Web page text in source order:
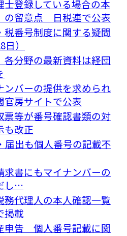
士登録している場合の本
の留意点 日税連で公表
番号制度に関する疑問
）
分野の最新資料は経団
ンバーの提供を求められ
房サイトで公表
票等が番号確認書類の対
改正
届出も個人番号の記載不
書にもマイナンバーの
し…
代理人の本人確認一覧
掲載
申告 個人番号記載に関